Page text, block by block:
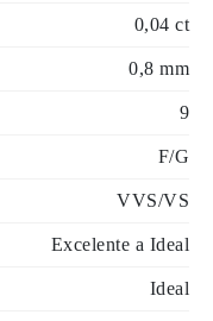
0,04 ct
0,8 mm
9
F/G
VVS/VS
Excelente a Ideal
Ideal